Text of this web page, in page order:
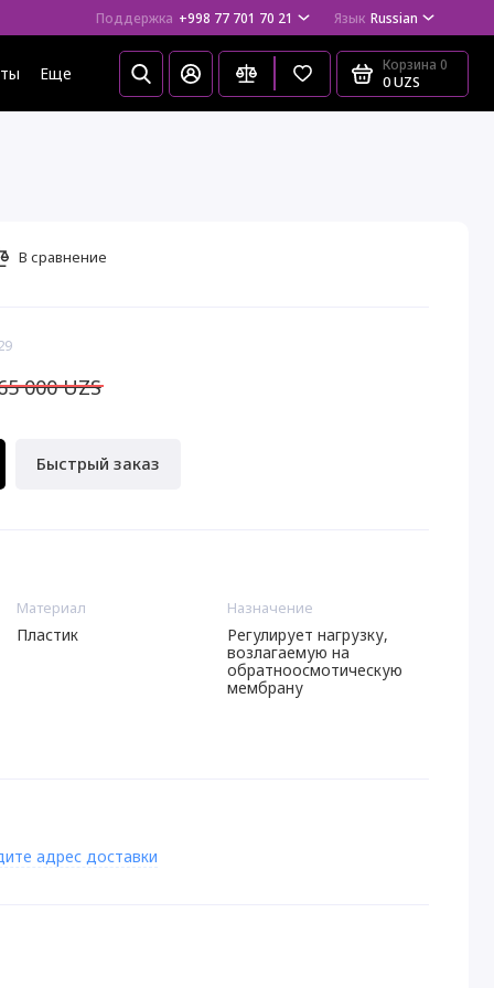
Поддержка +998 77 701 70 21 Язык Russian
Еще Корзина 0
0 UZS
000 UZS
Быстрый заказ
В сравнение
Материал
Пластик
Назначение
Регулирует нагрузку,
возлагаемую на
обратноосмотическую
мембрану
адрес доставки